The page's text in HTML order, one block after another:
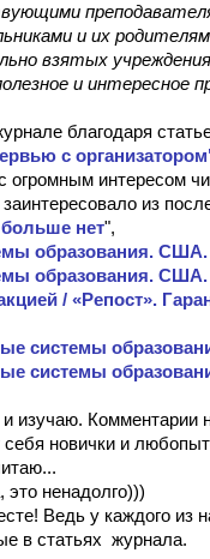
и их
взятых
и интересное
благодаря
с
огромным интересом
из
больше нет",
образования. США.
образования. США.
/ «Репост».
системы
системы
и изучаю. Комментарии
себя новички и
это ненадолго)))
Ведь у каждого из
в статьях журнала.